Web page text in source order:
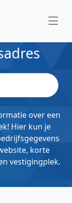
over een
Hier kun je
korte
vestigingplek.